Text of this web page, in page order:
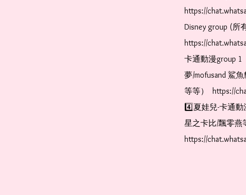
https://
Disney group (所
https://
卡通動漫group 1
夢/mofusand 鯊
等等）  https://
4️⃣夏娃兒-卡通
星之卡比/飄零燕
https://